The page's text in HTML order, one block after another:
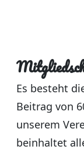
Es besteht
Beitrag von
unserem
beinhaltet